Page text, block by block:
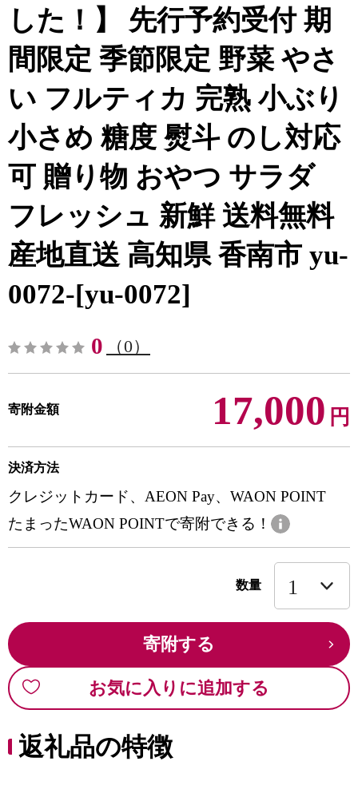
した！】 先行予約受付 期
間限定 季節限定 野菜 やさ
い フルティカ 完熟 小ぶり
小さめ 糖度 熨斗 のし対応
可 贈り物 おやつ サラダ
フレッシュ 新鮮 送料無料
産地直送 高知県 香南市 yu-
0072-[yu-0072]
0 （0）
寄附金額 17,000 円
決済方法
クレジットカード、AEON Pay、WAON POINT
たまったWAON POINTで寄附できる！
数量
寄附する
お気に入りに追加する
返礼品の特徴